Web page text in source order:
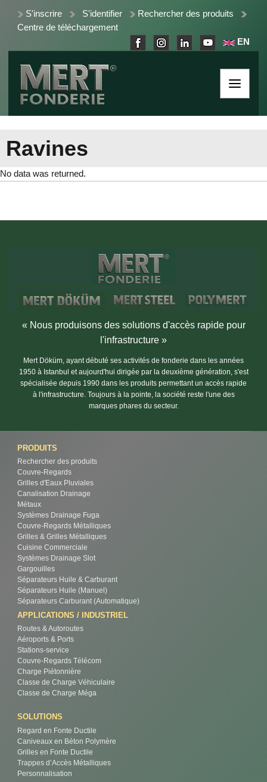
S'inscrire S'identifier
Rechercher des produits
Centre de téléchargement
EN
Ravines
No data was returned.
« Nous produisons des solutions d'accès rapide pour
l'infrastructure »
Mert Döküm, ayant débuté ses activités de fonderie dans les années
1950 à Istanbul et aujourd'hui dirigée par la deuxième génération, s'est
spécialisée depuis 1990 dans les produits permettant un accès rapide
à l'infrastructure. Toujours à la pointe, la société reste l'une des
marques phares du secteur.
PRODUITS
Rechercher des produits
Couvre-Regards
Grilles d'Eaux Pluviales
Canalisation Drainage
Métaux
Systèmes Drainage Fuga
Couvre-Regards Métalliques
Grilles & Grilles Métalliques
Cuisine Commerciale
Systèmes Drainage Slot
Gargouilles
Séparateurs Huile & Carburant
Séparateurs Huile (Manuel)
Séparateurs Carburant (Automatique)
APPLICATIONS / INDUSTRIEL
Routes & Autoroutes
Aéroports & Ports
Stations-service
Couvre-Regards Télécom
Charge Piétonnière
Classe de Charge Véhiculaire
Classe de Charge Méga
SOLUTIONS
Regard en Fonte Ductile
Caniveaux en Béton Polymère
Grilles en Fonte Ductile
Trappes d’Accès Métalliques
Personnalisation